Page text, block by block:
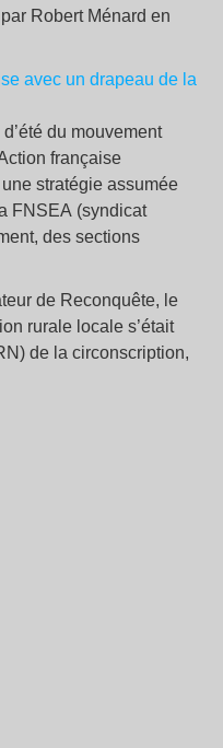
Robert Ménard en
du mouvement
française
stratégie assumée
FNSEA (syndicat
des sections
de Reconquête, le
rurale locale s’était
de la circonscription,